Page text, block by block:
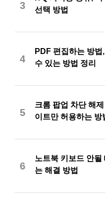
3
선택 방법
4
PDF 편집하는 방
수 있는 방법 정리
5
크롬 팝업 차단 해
이트만 허용하는 방
6
노트북 키보드 안될
는 해결 방법